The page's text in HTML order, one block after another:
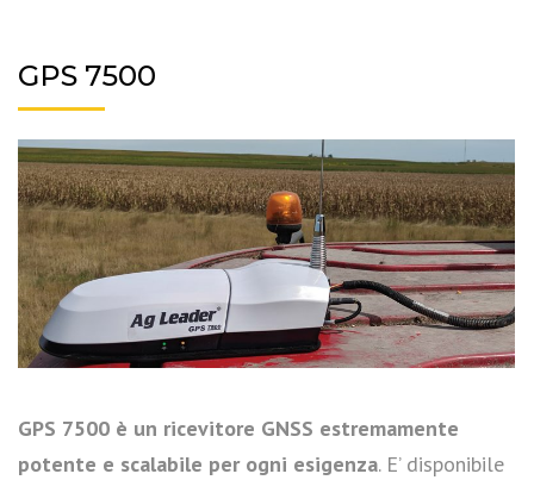
GPS 7500
GPS 7500 è un ricevitore GNSS estremamente
potente e scalabile per ogni esigenza. E’ disponibile